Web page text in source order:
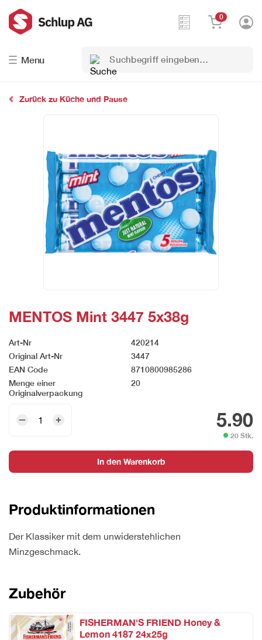
Menu
Suchbegriff
eingeben…
0
Zurück zu Küche und Pause
MENTOS Mint 3447 5x38g
Art-Nr
420214
Original Art-Nr
3447
EAN Code
8710800985286
Menge einer
Originalverpackung
20
5.90
20 Stk.
5x38g
Menge
In den Warenkorb
Produktinformationen
Der Klassiker mit dem unwiderstehlichen
Minzgeschmack.
Zubehör
FISHERMAN'S FRIEND Honey &
Lemon 4187 24x25g